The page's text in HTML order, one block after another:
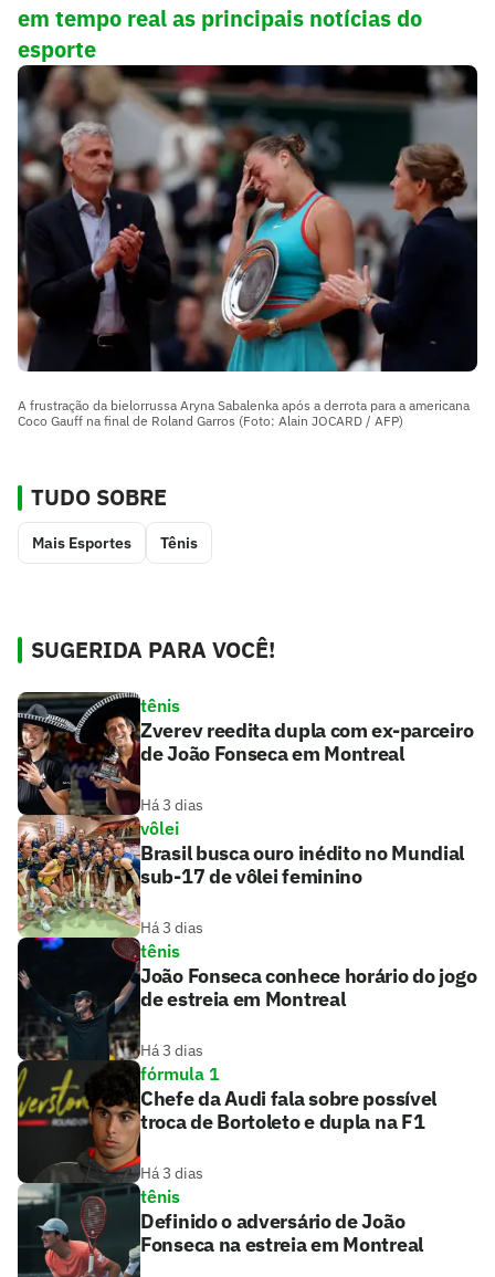
em tempo real as principais notícias do
esporte
A frustração da bielorrussa Aryna Sabalenka após a derrota para a americana
Coco Gauff na final de Roland Garros (Foto: Alain JOCARD / AFP)
TUDO SOBRE
Mais Esportes Tênis
SUGERIDA PARA VOCÊ!
tênis
Zverev reedita dupla com ex-parceiro
de João Fonseca em Montreal
Há 3 dias
vôlei
Brasil busca ouro inédito no Mundial
sub-17 de vôlei feminino
Há 3 dias
tênis
João Fonseca conhece horário do jogo
de estreia em Montreal
Há 3 dias
fórmula 1
Chefe da Audi fala sobre possível
troca de Bortoleto e dupla na F1
Há 3 dias
tênis
Definido o adversário de João
Fonseca na estreia em Montreal